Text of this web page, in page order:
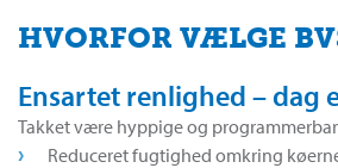
HVORFOR VÆLGE
Ensartet renlighed – dag
Takket være hyppige og
Reduceret fugtighed omkring